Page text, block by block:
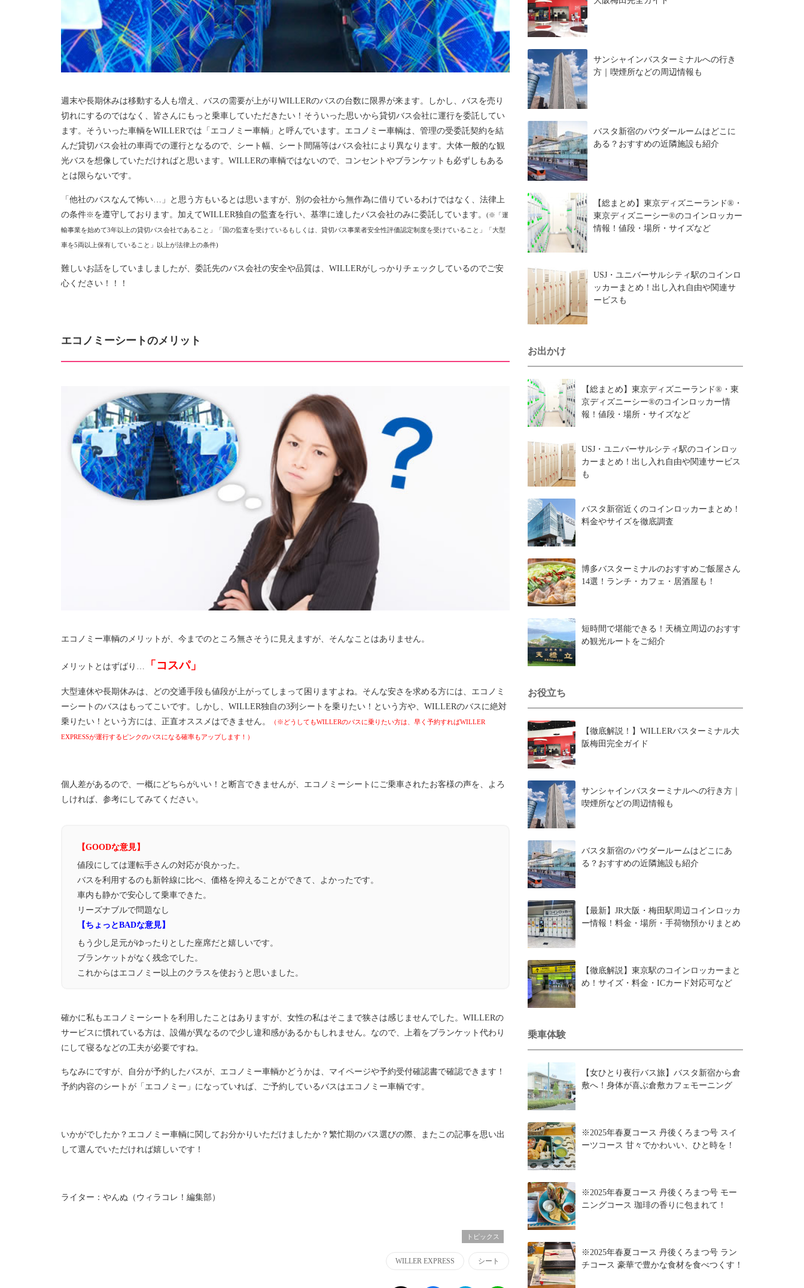
週末や長期休みは移動する人も増え、バスの需要が上がりWILLERのバスの台数に限界が来ます。しかし、バスを売り
切れにするのではなく、皆さんにもっと乗車していただきたい！そういった思いから貸切バス会社に運行を委託してい
ます。そういった車輌をWILLERでは「エコノミー車輌」と呼んでいます。エコノミー車輌は、管理の受委託契約を結
んだ貸切バス会社の車両での運行となるので、シート幅、シート間隔等はバス会社により異なります。大体一般的な観
光バスを想像していただければと思います。WILLERの車輌ではないので、コンセントやブランケットも必ずしもある
とは限らないです。
「他社のバスなんて怖い…」と思う方もいるとは思いますが、別の会社から無作為に借りているわけではなく、 法律上
の条件※ を遵守しております。加えてWILLER独自の監査を行い、基準に達したバス会社のみに委託しています。 (※「 運
輸事業を始めて3年以上の貸切バス会社であること」 「 国の監査を受けているもしくは、貸切バス事業者安全性評価認定制度を受けていること」 「大型
車を5両以上保有していること」以上が法律上の条件)
難しいお話をしていましましたが、委託先のバス会社の安全や品質は、WILLERがしっかりチェックしているのでご安
心ください！！！
エコノミーシートのメリット
エコノミー車輌のメリットが、今までのところ無さそうに見えますが、そんなことはありません。
メリットとはずばり… 「コスパ」
大型連休や長期休みは、どの交通手段も値段が上がってしまって困りますよね。そんな安さを求める方には、エコノミ
ーシートのバスはもってこいです。しかし、WILLER独自の3列シートを乗りたい！という方や、WILLERのバスに絶対
乗りたい！という方には、正直オススメはできません。
（※どうしてもWILLERのバスに乗りたい方は、早く予約すればWILLER
EXPRESSが運行するピンクのバスになる確率もアップします！）
個人差があるので、一概にどちらがいい！と断言できませんが、エコノミーシートにご乗車されたお客様の声を、よろ
しければ、 参考にしてみてください。
【GOODな意見】
値段にしては運転手さんの対応が良かった。
バスを利用するのも新幹線に比べ、価格を抑えることができて、よかったです。
車内も静かで安心して乗車できた。
リーズナブルで問題なし
【ちょっとBADな意見】
もう少し足元がゆったりとした座席だと嬉しいです。
ブランケットがなく残念でした。
これからはエコノミー以上のクラスを使おうと思いました。
確かに私もエコノミーシートを利用したことはありますが、女性の私はそこまで狭さは感じませんでした。WILLERの
サービスに慣れている方は、設備が異なるので少し違和感があるかもしれません。なので、上着をブランケット代わり
にして寝るなどの工夫が必要ですね。
ちなみにですが、自分が予約したバスが、エコノミー車輌かどうかは、マイページや予約受付確認書で確認できます！
予約内容のシートが「エコノミー」になっていれば、ご予約しているバスはエコノミー車輌です。
いかがでしたか？エコノミー車輌に関してお分かりいただけましたか？繁忙期のバス選びの際、またこの記事を思い出
して選んでいただければ嬉しいです！
ライター：やんぬ（ウィラコレ！編集部）
トピックス
WILLER EXPRESS シート
サンシャインバスターミナルへの行き
方｜喫煙所などの周辺情報も
バスタ新宿のパウダールームはどこに
ある？おすすめの近隣施設も紹介
【総まとめ】東京ディズニーランド®・
東京ディズニーシー®のコインロッカー
情報！値段・場所・サイズなど
USJ・ユニバーサルシティ駅のコインロ
ッカーまとめ！出し入れ自由や関連サ
ービスも
お出かけ
【総まとめ】東京ディズニーランド®・東
京ディズニーシー®のコインロッカー情
報！値段・場所・サイズなど
USJ・ユニバーサルシティ駅のコインロッ
カーまとめ！出し入れ自由や関連サービス
も
バスタ新宿近くのコインロッカーまとめ！
料金やサイズを徹底調査
博多バスターミナルのおすすめご飯屋さん
14選！ランチ・カフェ・居酒屋も！
短時間で堪能できる！天橋立周辺のおすす
め観光ルートをご紹介
お役立ち
【徹底解説！】WILLERバスターミナル大
阪梅田完全ガイド
サンシャインバスターミナルへの行き方｜
喫煙所などの周辺情報も
バスタ新宿のパウダールームはどこにあ
る？おすすめの近隣施設も紹介
【最新】JR大阪・梅田駅周辺コインロッカ
ー情報！料金・場所・手荷物預かりまとめ
【徹底解説】東京駅のコインロッカーまと
め！サイズ・料金・ICカード対応可など
乗車体験
【女ひとり夜行バス旅】バスタ新宿から倉
敷へ！身体が喜ぶ倉敷カフェモーニング
※2025年春夏コース 丹後くろまつ号 スイ
ーツコース 甘々でかわいい、ひと時を！
※2025年春夏コース 丹後くろまつ号 モー
ニングコース 珈琲の香りに包まれて！
※2025年春夏コース 丹後くろまつ号 ラン
チコース 豪華で豊かな食材を食べつくす！